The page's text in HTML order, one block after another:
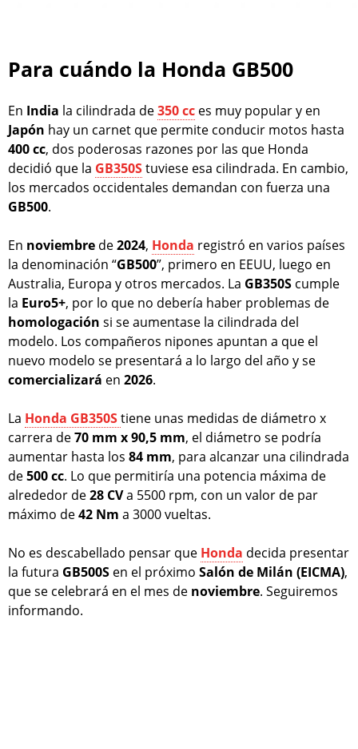
Para cuándo la Honda GB500
En India la cilindrada de350 cc es muy popular y en
Japón hay un carnet que permite conducir motos hasta
400 cc, dos poderosas razones por las que Honda
decidió que la GB350Stuviese esa cilindrada. En cambio,
los mercados occidentales demandan con fuerza una
GB500.
En noviembre de2024, Honda registró en varios países
la denominación “GB500”, primero en EEUU, luego en
Australia, Europa y otros mercados. La GB350S cumple
la Euro5+, por lo que no debería haber problemas de
homologación si se aumentase la cilindrada del
modelo. Los compañeros nipones apuntan a que el
nuevo modelo se presentará a lo largo del año y se
comercializará en 2026.
La Honda GB350Stiene unas medidas de diámetro x
carrera de70 mm x 90,5 mm, el diámetro se podría
aumentar hasta los 84 mm, para alcanzar una cilindrada
de500 cc. Lo que permitiría una potencia máxima de
alrededor de28 CVa 5500 rpm, con un valor de par
máximo de42 Nm a 3000 vueltas.
No es descabellado pensar que Honda decida presentar
la futura GB500S en el próximo Salón de Milán (EICMA),
que se celebrará en el mes de noviembre. Seguiremos
informando.